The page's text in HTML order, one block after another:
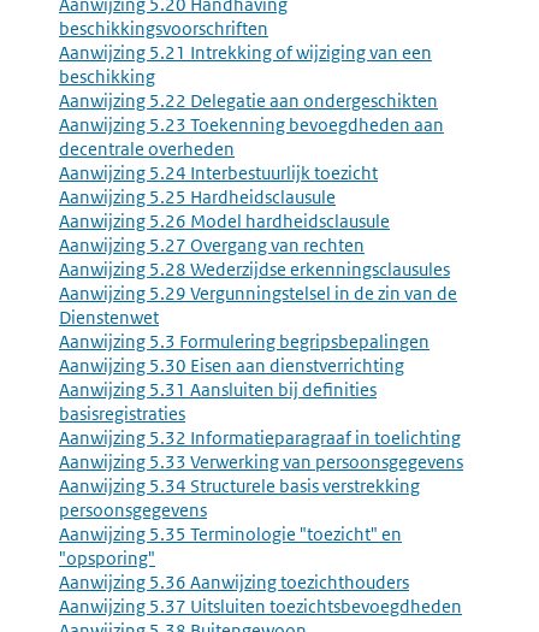
beschikkingsvoorschriften
Aanwijzing 5.21 Intrekking of wijziging van een
beschikking
Aanwijzing 5.22 Delegatie aan ondergeschikten
Aanwijzing 5.23 Toekenning bevoegdheden aan
decentrale overheden
Aanwijzing 5.24 Interbestuurlijk toezicht
Aanwijzing 5.25 Hardheidsclausule
Aanwijzing 5.26 Model hardheidsclausule
Aanwijzing 5.27 Overgang van rechten
Aanwijzing 5.28 Wederzijdse erkenningsclausules
Aanwijzing 5.29 Vergunningstelsel in de zin van de
Dienstenwet
Aanwijzing 5.3 Formulering begripsbepalingen
Aanwijzing 5.30 Eisen aan dienstverrichting
Aanwijzing 5.31 Aansluiten bij definities
basisregistraties
Aanwijzing 5.32 Informatieparagraaf in toelichting
Aanwijzing 5.33 Verwerking van persoonsgegevens
Aanwijzing 5.34 Structurele basis verstrekking
persoonsgegevens
Aanwijzing 5.35 Terminologie "toezicht" en
"opsporing"
Aanwijzing 5.36 Aanwijzing toezichthouders
Aanwijzing 5.37 Uitsluiten toezichtsbevoegdheden